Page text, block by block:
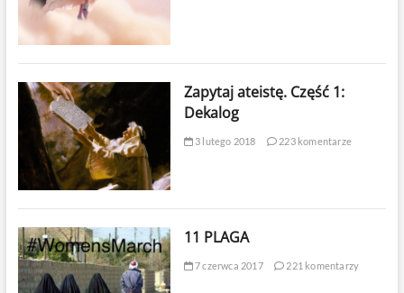
Zapytaj ateistę. Część 1:
Dekalog
3 lutego 2018 223 komentarze
11 PLAGA
7 czerwca 2017 221 komentarzy